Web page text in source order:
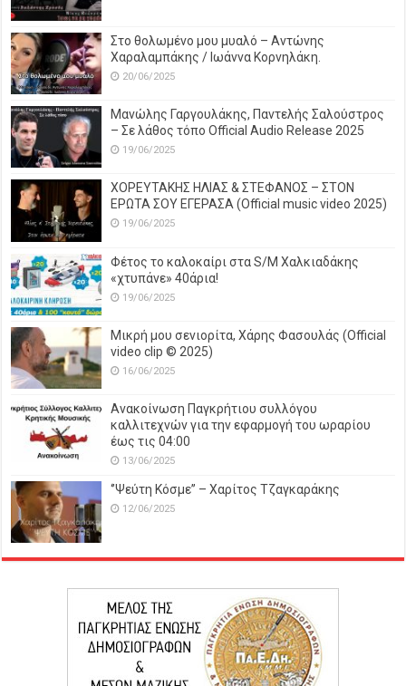
Στο θολωμένο μου μυαλό – Αντώνης
Χαραλαμπάκης / Ιωάννα Κορνηλάκη.
20/06/2025
Μανώλης Γαργουλάκης, Παντελής Σαλούστρος
– Σε λάθος τόπο Official Audio Release 2025
19/06/2025
ΧΟΡΕΥΤΑΚΗΣ ΗΛΙΑΣ & ΣΤΕΦΑΝΟΣ – ΣΤΟΝ
ΕΡΩΤΑ ΣΟΥ ΕΓΕΡΑΣΑ (Official music video 2025)
19/06/2025
Φέτος το καλοκαίρι στα S/M Χαλκιαδάκης
«χτυπάνε» 40άρια!
19/06/2025
Μικρή μου σενιορίτα, Χάρης Φασουλάς (Official
video clip © 2025)
16/06/2025
Ανακοίνωση Παγκρήτιου συλλόγου
καλλιτεχνών για την εφαρμογή του ωραρίου
έως τις 04:00
13/06/2025
‘’Ψεύτη Κόσμε’’ – Χαρίτος Τζαγκαράκης
12/06/2025